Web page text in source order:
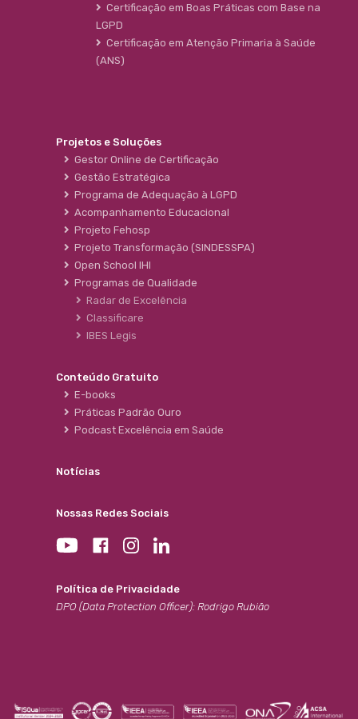
Certificação em Boas Práticas com Base na
LGPD
Certificação em Atenção Primaria à Saúde
(ANS)
Projetos e Soluções
Gestor Online de Certificação
Gestão Estratégica
Programa de Adequação à LGPD
Acompanhamento Educacional
Projeto Fehosp
Projeto Transformação (SINDESSPA)
Open School IHI
Programas de Qualidade
Radar de Excelência
Classificare
IBES Legis
Conteúdo Gratuito
E-books
Práticas Padrão Ouro
Podcast Excelência em Saúde
Notícias
Nossas Redes Sociais
Política de Privacidade
DPO (Data Protection Officer): Rodrigo Rubião